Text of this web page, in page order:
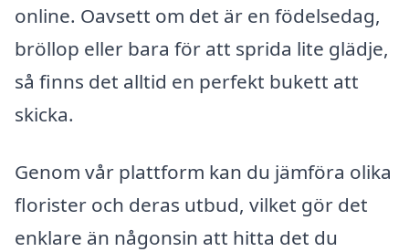
online. Oavsett om det är en födelsedag,
bröllop eller bara för att sprida lite glädje,
så finns det alltid en perfekt bukett att
skicka.
Genom vår plattform kan du jämföra olika
florister och deras utbud, vilket gör det
enklare än någonsin att hitta det du